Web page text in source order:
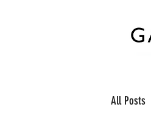
All Posts